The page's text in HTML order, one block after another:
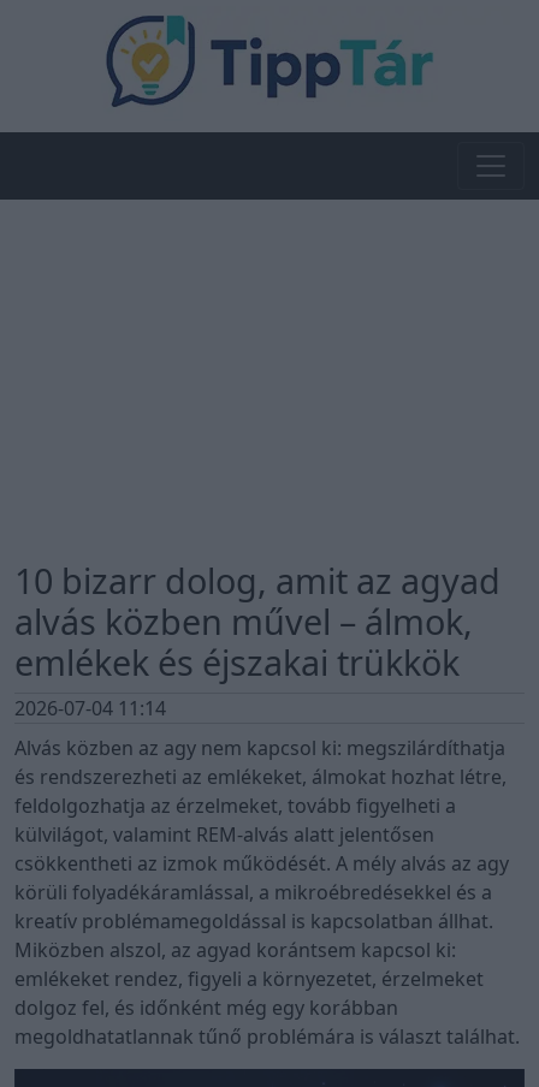
10 bizarr dolog, amit az agyad
alvás közben művel – álmok,
emlékek és éjszakai trükkök
2026-07-04 11:14
Alvás közben az agy nem kapcsol ki: megszilárdíthatja
és rendszerezheti az emlékeket, álmokat hozhat létre,
feldolgozhatja az érzelmeket, tovább figyelheti a
külvilágot, valamint REM-alvás alatt jelentősen
csökkentheti az izmok működését. A mély alvás az agy
körüli folyadékáramlással, a mikroébredésekkel és a
kreatív problémamegoldással is kapcsolatban állhat.
Miközben alszol, az agyad korántsem kapcsol ki:
emlékeket rendez, figyeli a környezetet, érzelmeket
dolgoz fel, és időnként még egy korábban
megoldhatatlannak tűnő problémára is választ találhat.